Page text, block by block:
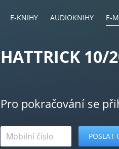
E-KNIHY AUDIOKNIHY E-
HATTRICK 10/
Pro pokračování se